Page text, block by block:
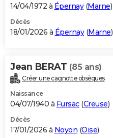
14/04/1972 à Épernay(Marne)
Décès
18/01/2026 à Épernay(Marne)
Jean BERAT (85 ans)
Créer une cagnotte obsèques
Naissance
04/07/1940 à Fursac(Creuse)
Décès
17/01/2026 à Noyon (Oise)